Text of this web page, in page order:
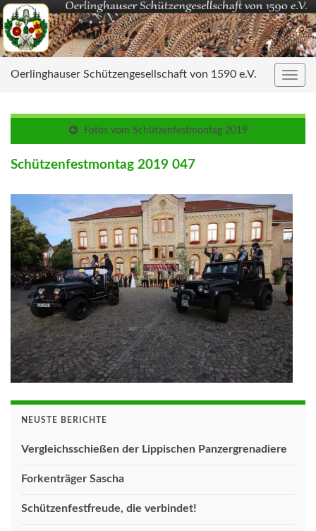
Oerlinghauser Schützengesellschaft von 1590 e.V.
Fotos vom Schützenfestmontag 2019
Schützenfestmontag 2019 047
NEUSTE BERICHTE
Vergleichsschießen der Lippischen Panzergrenadiere
Forkenträger Sascha
Schützenfestfreude, die verbindet!